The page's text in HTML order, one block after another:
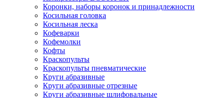
Коронки, наборы коронок и принадлежности
Косильная головка
Косильная леска
Кофеварки
Кофемолки
Кофты
Краскопульты
Краскопульты пневматические
Круги абразивные
Круги абразивные отрезные
Круги абразивные шлифовальные